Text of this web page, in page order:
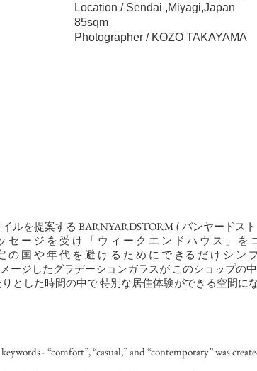
Location / Sendai ,Miyagi,Japan
85sqm
Photographer / KOZO TAKAYAMA
を提案する BARNYARDSTORM ( バンヤードスト
ー ジ を 受 け 「 ウ ィ ー ク エ ン ド ハ ウ ス 」 を
国 や 年 代 を 避 け る た め に で きる だ け シ ン
ージしたグラデーションガラスが このショップの
とした時間の中で 特別な居住体験ができる空間に
- “comfort”, “casual,” and “contemporary” was